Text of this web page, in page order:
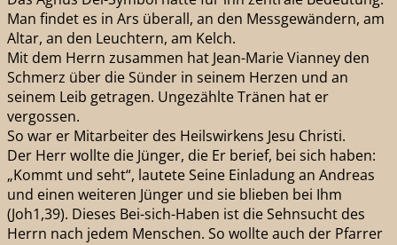
Man findet es in Ars überall, an den Messgewändern, am
Altar, an den Leuchtern, am Kelch.
Mit dem Herrn zusammen hat Jean-Marie Vianney den
Schmerz über die Sünder in seinem Herzen und an
seinem Leib getragen. Ungezählte Tränen hat er
vergossen.
So war er Mitarbeiter des Heilswirkens Jesu Christi.
Der Herr wollte die Jünger, die Er berief, bei sich haben:
„Kommt und seht“, lautete Seine Einladung an Andreas
und einen weiteren Jünger und sie blieben bei Ihm
(Joh1,39). Dieses Bei-sich-Haben ist die Sehnsucht des
Herrn nach jedem Menschen. So wollte auch der Pfarrer